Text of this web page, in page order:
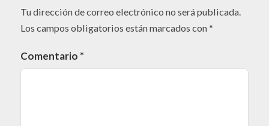
Tu dirección de correo electrónico no será publicada.
Los campos obligatorios están marcados con*
Comentario *